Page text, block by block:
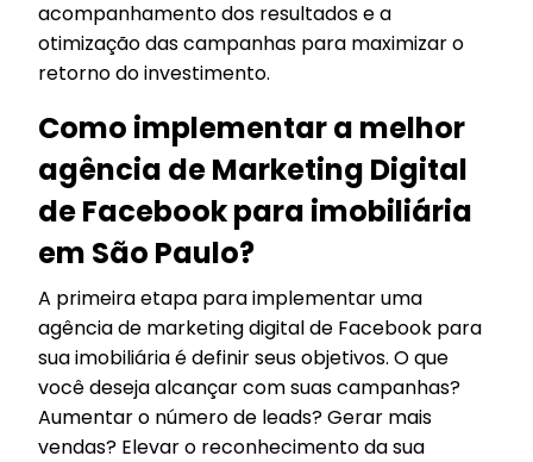
acompanhamento dos resultados e a
otimização das campanhas para maximizar o
retorno do investimento.
Como implementar a melhor
agência de Marketing Digital
de Facebook para imobiliária
em São Paulo?
A primeira etapa para implementar uma
agência de marketing digital de Facebook para
sua imobiliária é definir seus objetivos. O que
você deseja alcançar com suas campanhas?
Aumentar o número de leads? Gerar mais
vendas? Elevar o reconhecimento da sua